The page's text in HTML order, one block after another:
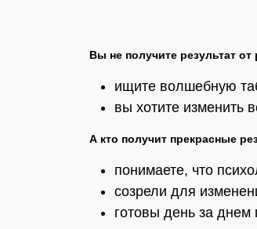
Вы не получите результат
ищите волшебную
вы хотите изменить
А кто получит прекрасные
понимаете, что
созрели для
готовы день за